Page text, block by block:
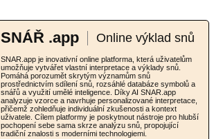
SNÁŘ .app Online výklad snů
SNAR.app je inovativní online platforma, která uživatelům
umožňuje vytvářet vlastní interpretace a výklady snů.
Pomáhá porozumět skrytým významům snů
prostřednictvím sdílení snů, rozsáhlé databáze symbolů a
snářů a využití umělé inteligence. Díky AI SNAR.app
analyzuje vzorce a navrhuje personalizované interpretace,
přičemž zohledňuje individuální zkušenosti a kontext
uživatele. Cílem platformy je poskytnout nástroje pro hlubší
pochopení sebe sama skrze analýzu snů, propojující
tradiční znalosti s moderními technologiemi.